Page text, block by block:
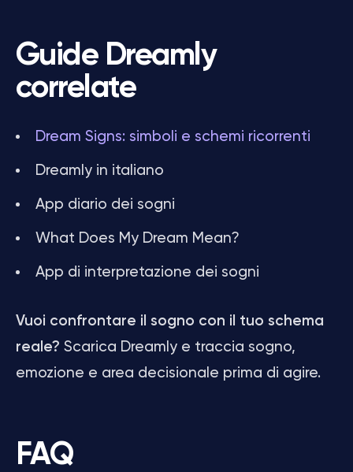
Guide Dreamly
correlate
Dream Signs: simboli e schemi ricorrenti
Dreamly in italiano
App diario dei sogni
What Does My Dream Mean?
App di interpretazione dei sogni
Vuoi confrontare il sogno con il tuo schema
reale? Scarica Dreamly e traccia sogno,
emozione e area decisionale prima di agire.
FAQ